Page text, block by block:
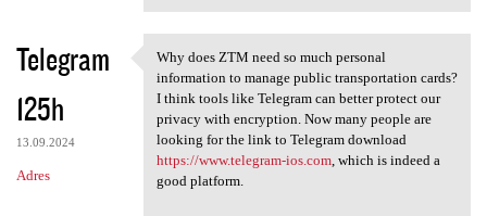
Telegram
125h
13.09.2024
Adres
Why does ZTM need so much
Why does ZTM need so much personal
information to manage public transportation cards?
I think tools like Telegram can better protect our
privacy with encryption. Now many people are
looking for the link to Telegram download
https://www.telegram-ios.com, which is indeed a
good platform.